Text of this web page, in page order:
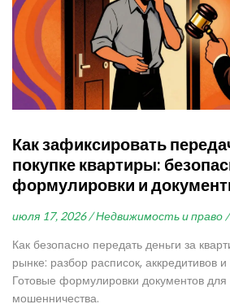
Как зафиксировать
покупке квартиры:
формулировки и
июля 17, 2026 / Недвижимость и право /
Как безопасно передать деньги за
рынке: разбор расписок, аккредитивов и
Готовые формулировки документов
мошенничества.